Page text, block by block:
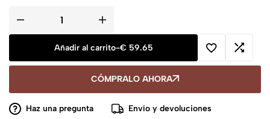
Añadir al carrito-€ 59.65
CÓMPRALO AHORA
Haz una pregunta
Envío y devoluciones